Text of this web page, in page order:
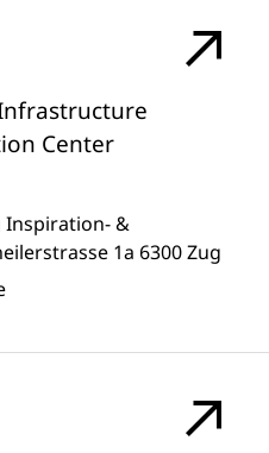
Center
Inspiration- &
1a 6300 Zug